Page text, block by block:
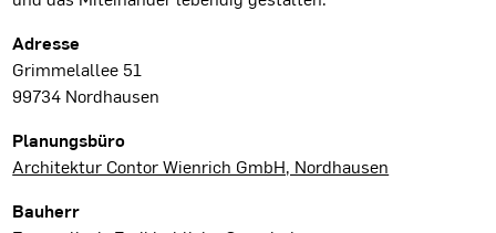
Projektdaten
Adresse
Grimmelallee 51
99734 Nordhausen
Planungsbüro
Architektur Contor Wienrich GmbH, Nordhausen
Bauherr